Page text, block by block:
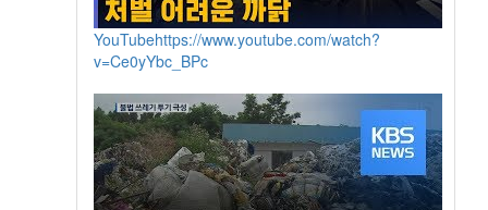
YouTubehttps://www.youtube.com/watch?
v=Ce0yYbc_BPc